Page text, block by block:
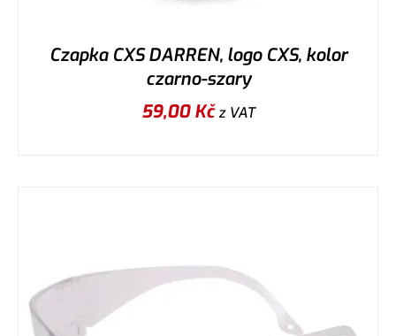
Czapka CXS DARREN, logo CXS, kolor
czarno-szary
59,00Kčz VAT